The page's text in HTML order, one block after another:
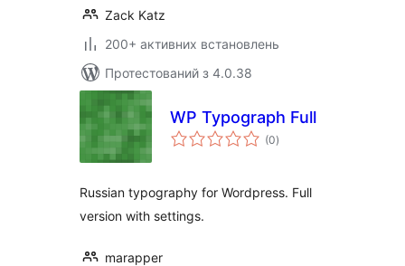
Zack Katz
200+ активних встановлень
Протестований з 4.0.38
WP Typograph Full
(0загальний
рейтинг
)
Russian typography for Wordpress. Full
version with settings.
marapper